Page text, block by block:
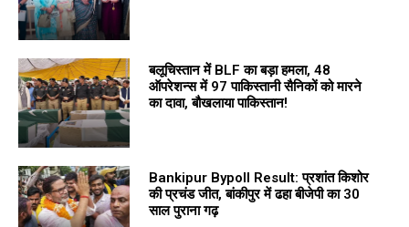
बलूचिस्तान में BLF का बड़ा हमला, 48
ऑपरेशन्स में 97 पाकिस्तानी सैनिकों को मारने
का दावा, बौखलाया पाकिस्तान!
Bankipur Bypoll Result: प्रशांत किशोर
की प्रचंड जीत, बांकीपुर में ढहा बीजेपी का 30
साल पुराना गढ़